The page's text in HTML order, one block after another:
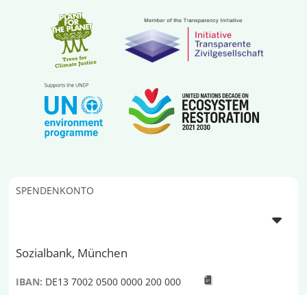
SPENDENKONTO
Sozialbank, München
IBAN: DE13 7002 0500 0000 200 000